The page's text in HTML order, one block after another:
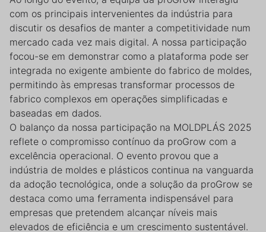
com os principais intervenientes da indústria para
discutir os desafios de manter a competitividade num
mercado cada vez mais digital. A nossa participação
focou-se em demonstrar como a plataforma pode ser
integrada no exigente ambiente do fabrico de moldes,
permitindo às empresas transformar processos de
fabrico complexos em operações simplificadas e
baseadas em dados.
O balanço da nossa participação na MOLDPLÁS 2025
reflete o compromisso contínuo da proGrow com a
excelência operacional. O evento provou que a
indústria de moldes e plásticos continua na vanguarda
da adoção tecnológica, onde a solução da proGrow se
destaca como uma ferramenta indispensável para
empresas que pretendem alcançar níveis mais
elevados de eficiência e um crescimento sustentável.